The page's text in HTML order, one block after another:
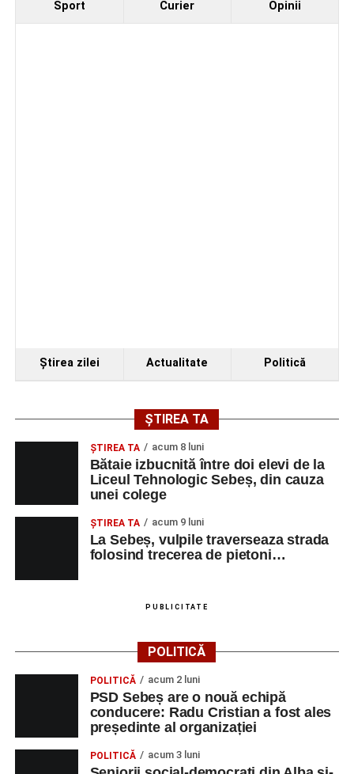
Sport Curier Opinii
Ştirea zilei Actualitate Politică
ȘTIREA TA
ŞTIREA TA acum 8 luni
Bătaie izbucnită între doi elevi de la
Liceul Tehnologic Sebeș, din cauza
unei colege
ŞTIREA TA acum 9 luni
La Sebeș, vulpile traverseaza strada
folosind trecerea de pietoni…
PUBLICITATE
POLITICĂ
POLITICĂ acum 2 luni
PSD Sebeș are o nouă echipă
conducere: Radu Cristian a fost ales
președinte al organizației
POLITICĂ acum 3 luni